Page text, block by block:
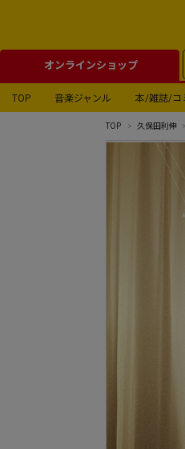
オンラインショップ
TOP 音楽ジャンル 本/雑誌/コ
TOP 久保田利伸